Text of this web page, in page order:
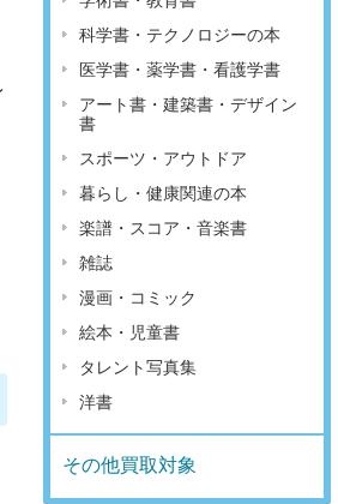
科学書・テクノロジーの本
医学書・薬学書・看護学書
アート書・建築書・デザイン
書
スポーツ・アウトドア
暮らし・健康関連の本
楽譜・スコア・音楽書
雑誌
漫画・コミック
絵本・児童書
タレント写真集
洋書
その他買取対象